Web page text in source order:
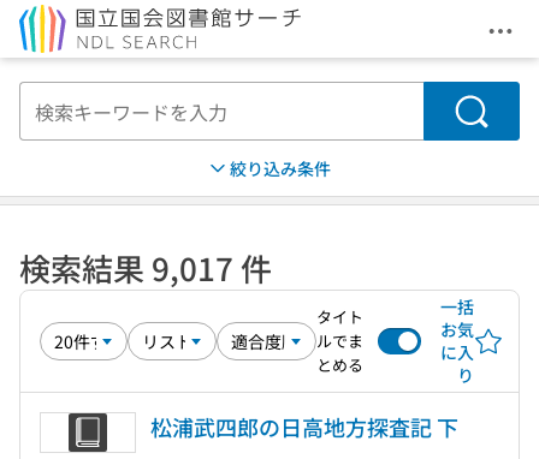
メ
検索
絞り込み条件
検索結果 9,017 件
タイト
ルでま
とめる
一括
お気
に入
り
松浦武四郎の日高地方探査記 下